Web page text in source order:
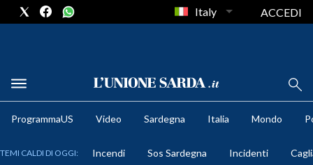
METEO
Italy ACCEDI
ProgrammaUS Video Sardegna Italia Mondo
TEMI CALDI DI OGGI: Incendi Sos Sardegna Incidenti